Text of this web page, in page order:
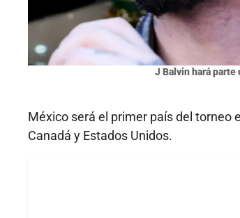
J Balvin hará parte
México será el primer país del torneo
Canadá y Estados Unidos.